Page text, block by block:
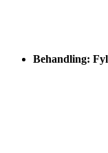
Behandling: